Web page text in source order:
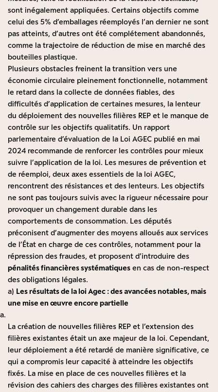
sont inégalement appliquées. Certains objectifs comme
celui des 5% d’emballages réemployés l’an dernier ne sont
pas atteints, d’autres ont été complétement abandonnés,
comme la trajectoire de réduction de mise en marché des
bouteilles plastique.
Plusieurs obstacles freinent la transition vers une
économie circulaire pleinement fonctionnelle, notamment
le retard dans la collecte de données fiables, des
difficultés d’application de certaines mesures, la lenteur
du déploiement des nouvelles filières REP et le manque de
contrôle sur les objectifs qualitatifs. Un rapport
parlementaire d’évaluation de la Loi AGEC publié en mai
2024 recommande de renforcer les contrôles pour mieux
suivre l’application de la loi. Les mesures de prévention et
de réemploi, deux axes essentiels de la loi AGEC,
rencontrent des résistances et des lenteurs. Les objectifs
ne sont pas toujours suivis avec la rigueur nécessaire pour
provoquer un changement durable dans les
comportements de consommation. Les députés
préconisent d’augmenter des moyens alloués aux services
de l’État en charge de ces contrôles, notamment pour la
répression des fraudes, et proposent d’introduire des
pénalités financières systématiques en cas de non-respect
des obligations légales.
a) Les résultats de la loi Agec : des avancées notables, mais
une mise en œuvre encore partielle
La création de nouvelles filières REP et l’extension des
filières existantes était un axe majeur de la loi. Cependant,
leur déploiement a été retardé de manière significative, ce
qui a compromis leur capacité à atteindre les objectifs
fixés. La mise en place de ces nouvelles filières et la
révision des cahiers des charges des filières existantes ont